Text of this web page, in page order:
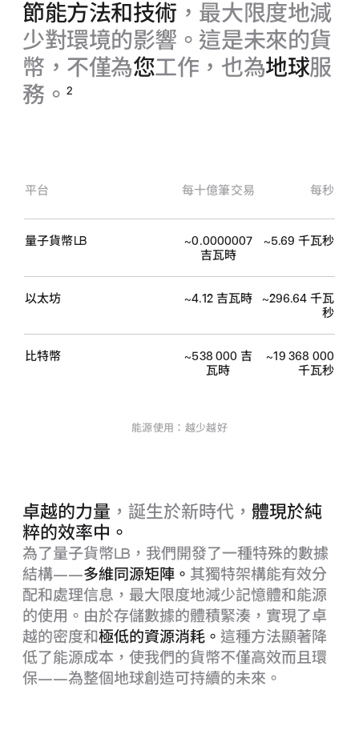
節能方法和技術 ，最大限度地減
少對環境的影響。這是未來的貨
幣，不僅為您工作，也為地球服
務。2
平台 每十億筆交易 每秒
量子貨幣LB
~0.0000007
吉瓦時
~5.69 千瓦秒
以太坊 ~4.12 吉瓦時
~296.64 千瓦
秒
比特幣
~538 000 吉
瓦時
~19 368 000
千瓦秒
能源使用：越少越好
卓越的力量 ，誕生於新時代， 體現於純
粹的效率中。
為了量子貨幣LB ，我們開發了一種特殊的數據
結構——多維同源矩陣。 其獨特架構能有效分
配和處理信息，最大限度地減少記憶體和能源
的使用。由於存儲數據的體積緊湊，實現了卓
越的密度和極低的資源消耗。 這種方法顯著降
低了能源成本，使我們的貨幣不僅高效而且環
保——為整個地球創造可持續的未來。